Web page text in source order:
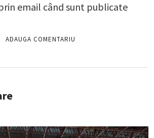
email când sunt publicate